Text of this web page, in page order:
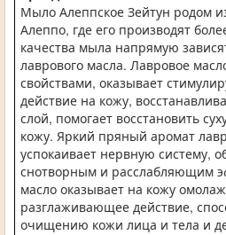
Мыло Алеппское Зейтун родом
Алеппо, где его производят
качества мыла напрямую
лаврового масла. Лавровое
свойствами, оказывает
действие на кожу,
слой, помогает восстановить
кожу. Яркий пряный аромат
успокаивает нервную систему,
снотворным и расслабляющим
масло оказывает на кожу
разглаживающее действие,
очищению кожи лица и тела и